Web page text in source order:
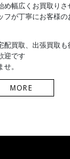
幅広くお買取りさ
フが丁寧にお客様
配買取、出張買取
迎です
。
MORE